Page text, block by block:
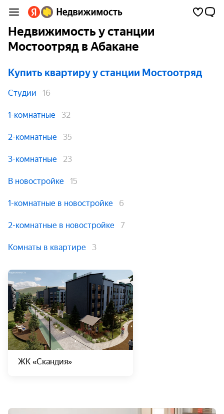
Недвижимость у станции
Мостоотряд в Абакане
Купить квартируу станции Мостоотряд
Студии 16
1-комнатные 32
2-комнатные 35
3-комнатные 23
В новостройке 15
1-комнатные в новостройке 6
2-комнатные в новостройке 7
Комнаты в квартире 3
ЖК «Скандия»